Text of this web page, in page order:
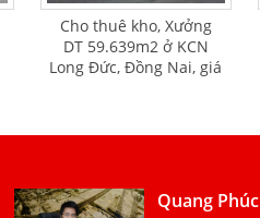
Cho thuê kho, Xưởng
DT 59.639m2 ở KCN
Long Đức, Đồng Nai, giá
Quang Phúc